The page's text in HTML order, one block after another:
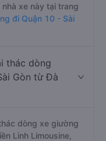
xe này tại trang
đi Quận 10 - Sài
thác dòng
Gòn từ Đà
dòng xe giường
Linh Limousine,